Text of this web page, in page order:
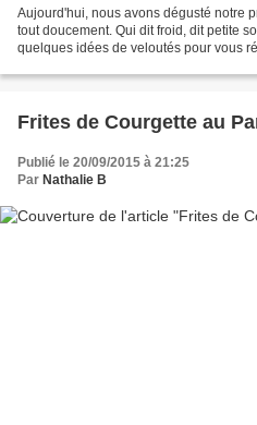
Aujourd'hui, nous avons dégusté notre
tout doucement. Qui dit froid, dit petite
quelques idées de veloutés pour vous
Frites de Courgette au
Publié le 20/09/2015 à 21:25
Par Nathalie B